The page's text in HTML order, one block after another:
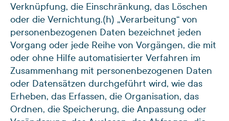
Verknüpfung, die Einschränkung, das Löschen
oder die Vernichtung.(h) „Verarbeitung“ von
personenbezogenen Daten bezeichnet jeden
Vorgang oder jede Reihe von Vorgängen, die mit
oder ohne Hilfe automatisierter Verfahren im
Zusammenhang mit personenbezogenen Daten
oder Datensätzen durchgeführt wird, wie das
Erheben, das Erfassen, die Organisation, das
Ordnen, die Speicherung, die Anpassung oder